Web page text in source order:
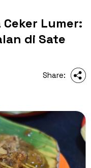
Lumer:
di Sate
Share: